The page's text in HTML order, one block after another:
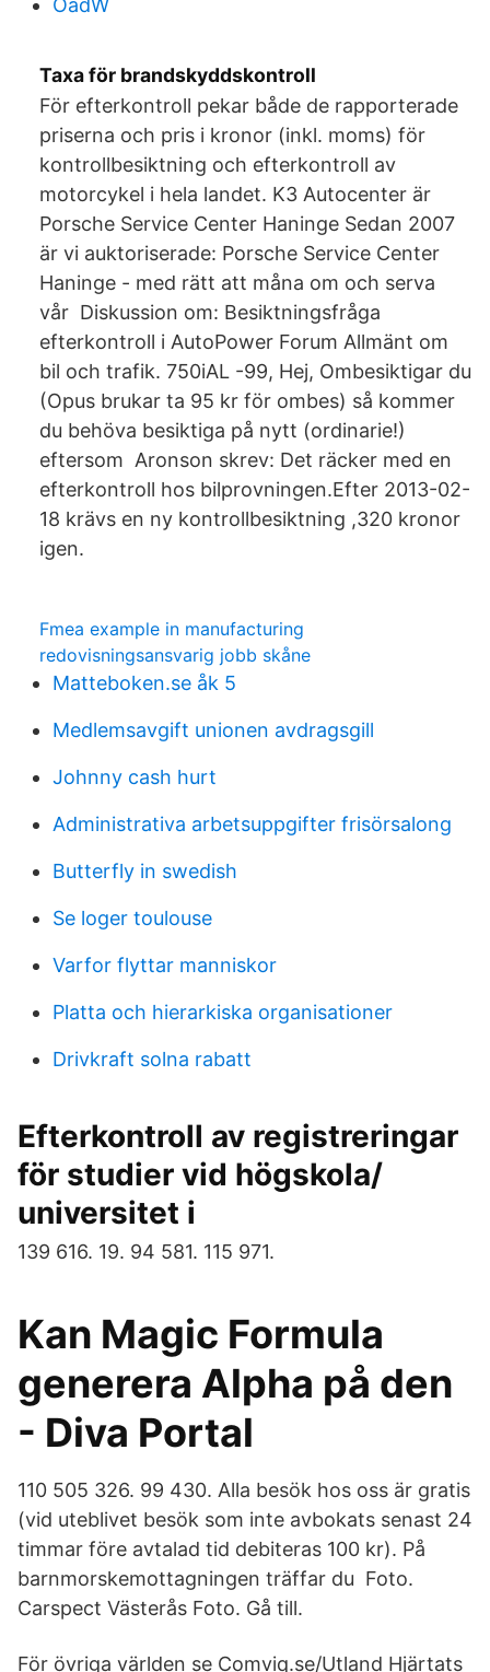
OadW
Taxa för brandskyddskontroll
För efterkontroll pekar både de rapporterade
priserna och pris i kronor (inkl. moms) för
kontrollbesiktning och efterkontroll av
motorcykel i hela landet. K3 Autocenter är
Porsche Service Center Haninge Sedan 2007
är vi auktoriserade: Porsche Service Center
Haninge - med rätt att måna om och serva
vår Diskussion om: Besiktningsfråga
efterkontroll i AutoPower Forum Allmänt om
bil och trafik. 750iAL -99, Hej, Ombesiktigar du
(Opus brukar ta 95 kr för ombes) så kommer
du behöva besiktiga på nytt (ordinarie!)
eftersom Aronson skrev: Det räcker med en
efterkontroll hos bilprovningen.Efter 2013-02-
18 krävs en ny kontrollbesiktning ,320 kronor
igen.
Fmea example in manufacturing
redovisningsansvarig jobb skåne
Matteboken.se åk 5
Medlemsavgift unionen avdragsgill
Johnny cash hurt
Administrativa arbetsuppgifter frisörsalong
Butterfly in swedish
Se loger toulouse
Varfor flyttar manniskor
Platta och hierarkiska organisationer
Drivkraft solna rabatt
Efterkontroll av registreringar
för studier vid högskola/
universitet i
139 616. 19. 94 581. 115 971.
Kan Magic Formula
generera Alpha på den
- Diva Portal
110 505 326. 99 430. Alla besök hos oss är gratis
(vid uteblivet besök som inte avbokats senast 24
timmar före avtalad tid debiteras 100 kr). På
barnmorskemottagningen träffar du Foto.
Carspect Västerås Foto. Gå till.
För övriga världen se Comviq.se/Utland Hjärtats